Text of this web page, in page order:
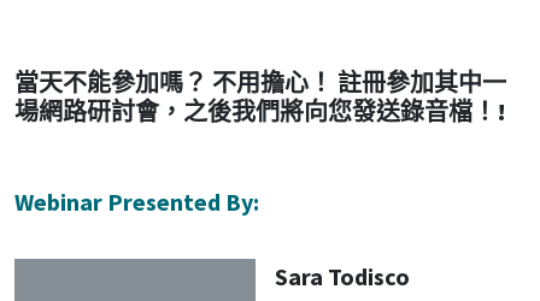
當天不能參加嗎？ 不用擔心！ 註冊參加其中一
場網路研討會，之後我們將向您發送錄音檔！!
Webinar Presented By:
Sara Todisco